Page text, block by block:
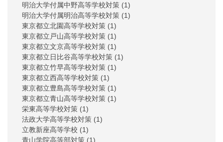
明治大学付属中野高等学校対策 (1)
明治大学付属明治高等学校対策 (1)
東京都立北園高等学校対策 (1)
東京都立戸山高等学校対策 (1)
東京都立文京高等学校対策 (1)
東京都立日比谷高等学校対策 (1)
東京都立竹早高等学校対策 (1)
東京都立西高等学校対策 (1)
東京都立豊島高等学校対策 (1)
東京都立青山高等学校対策 (1)
栄東高等学校対策 (1)
法政大学高等学校対策 (1)
立教新座高等学校 (1)
青山学院高等部対策 (1)